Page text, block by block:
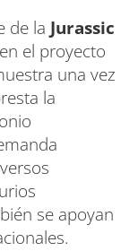
de la Jurassic
el proyecto
una vez
la
se apoyan